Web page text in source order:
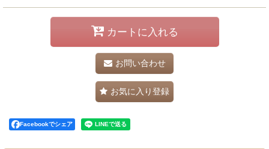
カートに入れる
お問い合わせ
お気に入り登録
Facebookでシェア